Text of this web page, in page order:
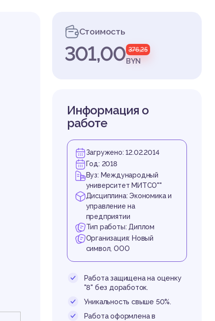
Стоимость
301,00 376,25
BYN
Информация о
работе
Загружено: 12.02.2014
Год: 2018
Вуз: Международный
университет МИТСО""
Дисциплина: Экономика и
управление на
предприятии
Тип работы: Диплом
Организация: Новый
символ, ООО
Работа защищена на оценку
"8" без доработок.
Уникальность свыше 50%.
Работа оформлена в